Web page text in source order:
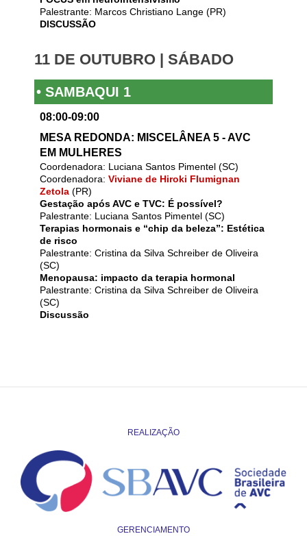
Palestrante: Marcos Christiano Lange (PR)
DISCUSSÃO
11 DE OUTUBRO | SÁBADO
• SAMBAQUI 1
08:00-09:00
MESA REDONDA: MISCELÂNEA 5 - AVC
EM MULHERES
Coordenadora: Luciana Santos Pimentel (SC)
Coordenadora: Viviane de Hiroki Flumignan
Zetola (PR)
Gestação após AVC e TVC: É possível?
Palestrante: Luciana Santos Pimentel (SC)
Terapias hormonais e “chip da beleza”: Estética
de risco
Palestrante: Cristina da Silva Schreiber de Oliveira
(SC)
Menopausa: impacto da terapia hormonal
Palestrante: Cristina da Silva Schreiber de Oliveira
(SC)
Discussão
REALIZAÇÃO
GERENCIAMENTO